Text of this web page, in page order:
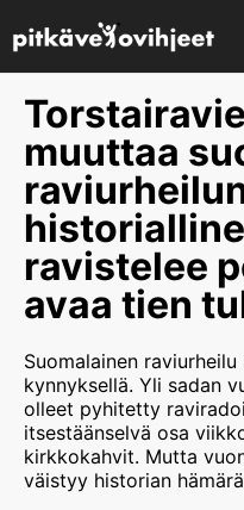
muuttaa
ravistelee
avaa tien
Suomalainen
kynnyksellä. Yli sadan
olleet pyhitetty
itsestäänselvä osa
kirkkokahvit. Mutta
väistyy historian